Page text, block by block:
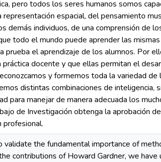
pero todos los seres humanos somos
espacial, del pensamiento
demás individuos, de una comprensión de
todo el mundo puede aprender las
prueba el aprendizaje de los alumnos. Por
docente y que ellas permitan el
y formemos toda la variedad
distintas combinaciones de inteligencia,
para manejar de manera adecuada los
de Investigación obtenga la aprobación
profesional.
validate the fundamental importance of
contributions of Howard Gardner, we